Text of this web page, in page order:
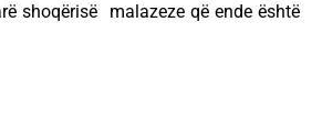
shoqërisë malazeze që ende është